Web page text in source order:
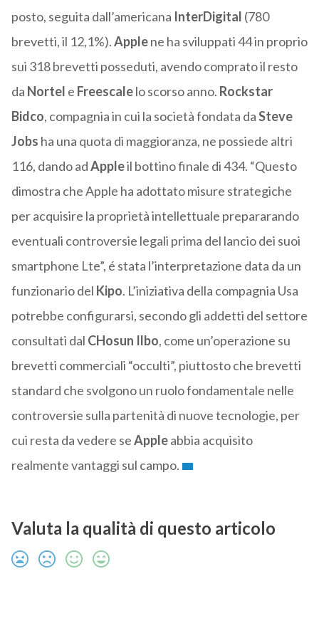
posto, seguita dall’americana InterDigital (780
brevetti, il 12,1%).Applene ha sviluppati 44 in proprio
sui 318 brevetti posseduti, avendo comprato il resto
da Nortel e Freescalelo scorso anno. Rockstar
Bidco, compagnia in cui la società fondata daSteve
Jobs ha una quota di maggioranza, ne possiede altri
116, dando adAppleil bottino finale di 434. “Questo
dimostra che Apple ha adottato misure strategiche
per acquisire la proprietà intellettuale prepararando
eventuali controversie legali prima del lancio dei suoi
smartphone Lte”, é stata l’interpretazione data da un
funzionario del Kipo. L’iniziativa della compagnia Usa
potrebbe configurarsi, secondo gli addetti del settore
consultati dal CHosun Ilbo, come un’operazione su
brevetti commerciali “occulti”, piuttosto che brevetti
standard che svolgono un ruolo fondamentale nelle
controversie sulla partenità di nuove tecnologie, per
cui resta da vedere seAppleabbia acquisito
realmente vantaggi sul campo.
Valuta la qualità di questo articolo